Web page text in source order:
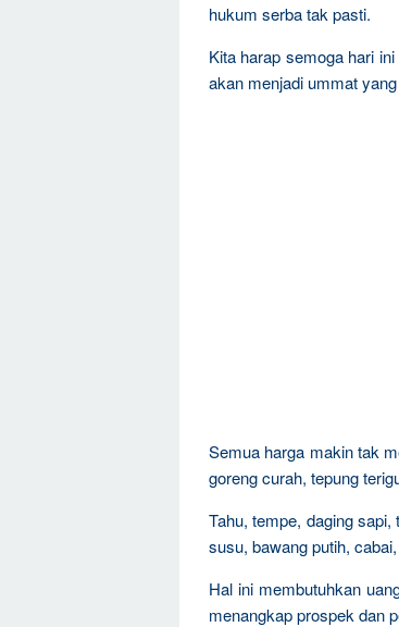
hukum serba tak pasti.
Kita harap semoga hari
akan menjadi ummat
Semua harga makin tak
goreng curah, tepung
Tahu, tempe, daging
susu, bawang putih,
Hal ini membutuhkan
menangkap prospek dan